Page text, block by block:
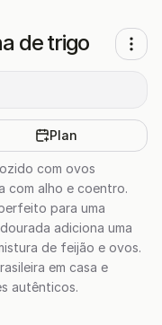
de trigo
Plan
com ovos
com alho e coentro.
para uma
adiciona uma
de feijão e ovos.
em casa e
autênticos.